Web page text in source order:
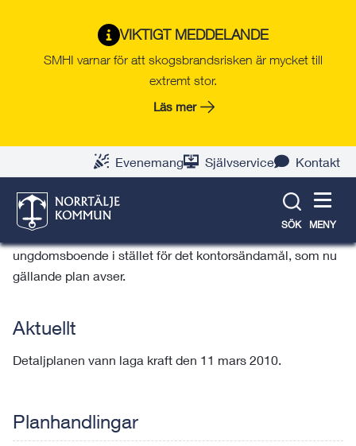
VIKTIGT MEDDELANDE
SMHI varnar för att skogsbrandsrisken är mycket till
extremt stor.
Läs mer
Evenemang Självservice Kontakt
SÖK MENY
Norrtälje växer
Tälje 4:60, kvarteret Siktet
Beskrivning
Planen innebär en ändring av nuvarande detaljplan i syfte
att pröva lämpligheten av flerbostadsbebyggelse för
ungdomsboende i stället för det kontorsändamål, som nu
gällande plan avser.
Aktuellt
Detaljplanen vann laga kraft den 11 mars 2010.
Planhandlingar